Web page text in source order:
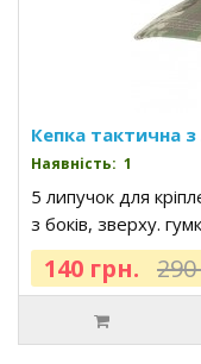
Кепка тактична
Наявність: 1
5 липучок для
з боків, зверху.
140 грн.